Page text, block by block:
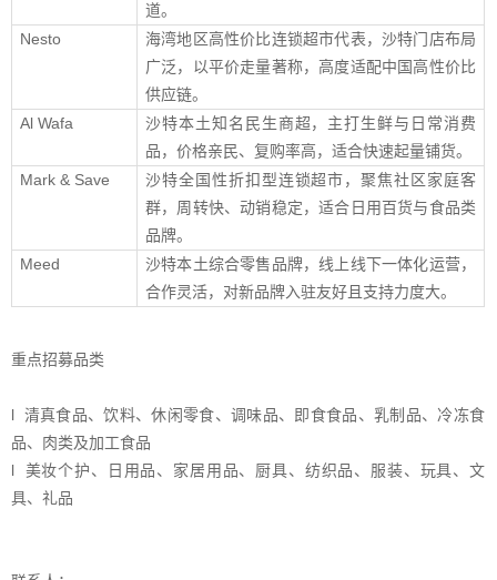
道。
Nesto
海湾地区高性价比连锁超市代表，沙特门店布局
广泛，以平价走量著称，高度适配中国高性价比
供应链。
Al Wafa
沙特本土知名民生商超，主打生鲜与日常消费
品，价格亲民、复购率高，适合快速起量铺货。
Mark & Save
沙特全国性折扣型连锁超市，聚焦社区家庭客
群，周转快、动销稳定，适合日用百货与食品类
品牌。
Meed
沙特本土综合零售品牌，线上线下一体化运营，
合作灵活，对新品牌入驻友好且支持力度大。
重点招募品类
l 清真食品、饮料、休闲零食、调味品、即食食品、乳制品、冷冻食
品、肉类及加工食品
l 美妆个护、日用品、家居用品、厨具、纺织品、服装、玩具、文
具、礼品